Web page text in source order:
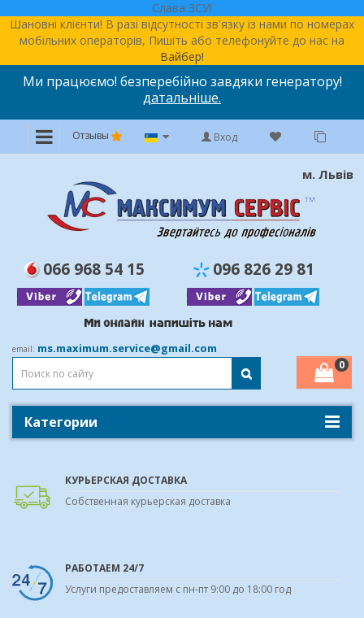
Слава ЗСУ!
Шановні клієнти! В разі відсутності зв'язку із нами по номерах
мобільних операторів, Пишіть або телефонуйте до нас на
Вайбер!
Ми працюємо! безперебійно завдяки генератору!
датальніше.
Отзывы Вход
м. Львів
066 968 54 15 096 826 29 81
email: ms.maximum.service@gmail.com
0
Категории
КУРЬЕРСКАЯ ДОСТАВКА
Собственная курьерская доставка
РАБОТАЕМ 24/7
Услуги предоставляем с пн-пт 9:00 до 18:00 год